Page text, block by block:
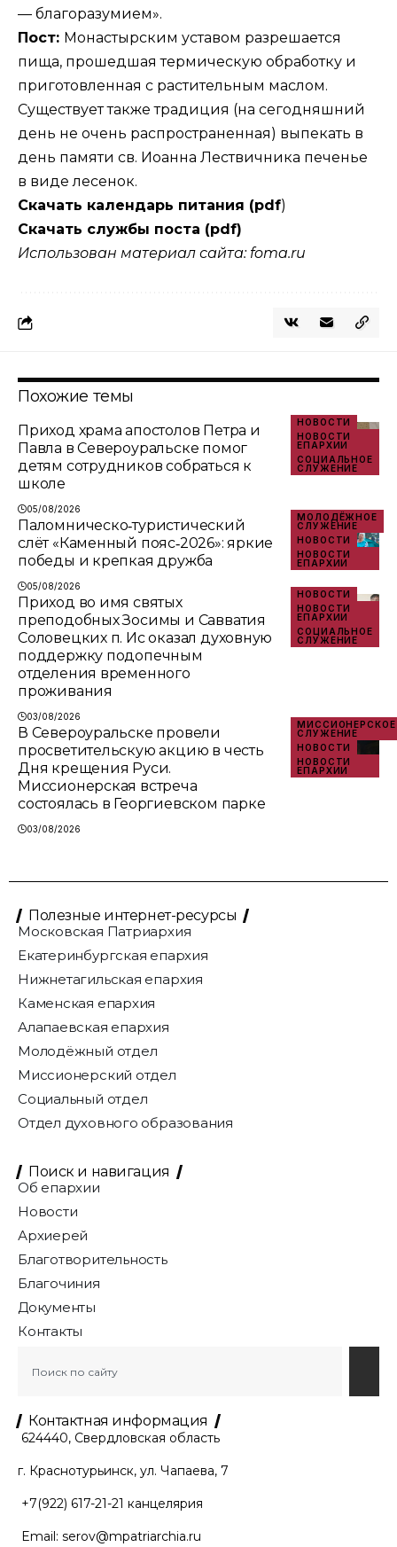
— благоразумием».
Пост: Монастырским уставом разрешается
пища, прошедшая термическую обработку и
приготовленная с растительным маслом.
Существует также традиция (на сегодняшний
день не очень распространенная) выпекать в
день памяти св. Иоанна Лествичника печенье
в виде лесенок.
Скачать календарь питания (pdf)
Скачать службы поста (pdf)
Использован материал сайта: foma.ru
Похожие темы
НОВОСТИ
НОВОСТИ
ЕПАРХИИ
СОЦИАЛЬНОЕ
СЛУЖЕНИЕ
Приход храма апостолов Петра и
Павла в Североуральске помог
детям сотрудников собраться к
школе
05/08/2026
МОЛОДЁЖНОЕ
СЛУЖЕНИЕ
НОВОСТИ
НОВОСТИ
ЕПАРХИИ
Паломническо‑туристический
слёт «Каменный пояс‑2026»: яркие
победы и крепкая дружба
05/08/2026
НОВОСТИ
НОВОСТИ
ЕПАРХИИ
СОЦИАЛЬНОЕ
СЛУЖЕНИЕ
Приход во имя святых
преподобных Зосимы и Савватия
Соловецких п. Ис оказал духовную
поддержку подопечным
отделения временного
проживания
03/08/2026
МИССИОНЕРСКОЕ
СЛУЖЕНИЕ
НОВОСТИ
НОВОСТИ
ЕПАРХИИ
В Североуральске провели
просветительскую акцию в честь
Дня крещения Руси.
Миссионерская встреча
состоялась в Георгиевском парке
03/08/2026
Полезные интернет-ресурсы
Московская Патриархия
Екатеринбургская епархия
Нижнетагильская епархия
Каменская епархия
Алапаевская епархия
Молодёжный отдел
Миссионерский отдел
Социальный отдел
Отдел духовного образования
Поиск и навигация
Об епархии
Новости
Архиерей
Благотворительность
Благочиния
Документы
Контакты
Контактная информация
624440, Свердловская область
г. Краснотурьинск, ул. Чапаева, 7
+7(922) 617-21-21 канцелярия
Email: serov@mpatriarchia.ru